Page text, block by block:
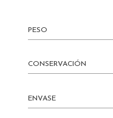
PESO
CONSERVACIÓN
ENVASE